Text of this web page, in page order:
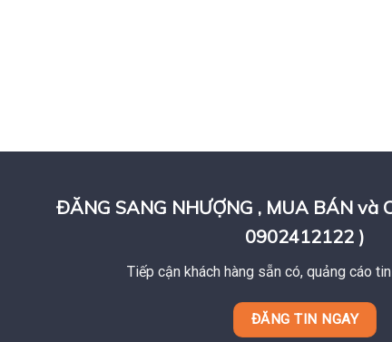
ĐĂNG SANG NHƯỢNG , MUA BÁN và
0902412122 )
Tiếp cận khách hàng sẵn có, quảng cáo
ĐĂNG TIN NGAY